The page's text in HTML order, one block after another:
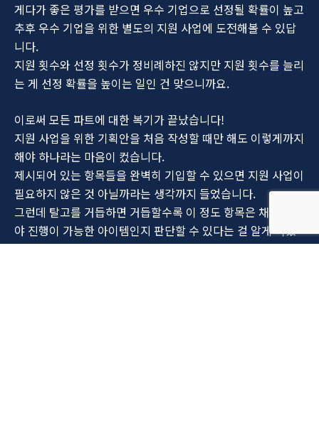
게다가 좋은 평가를 받으면 우수 기업으로 선정될 확률이 높고
추후 우수 기업을 위한 별도의 지원 사업에 도전해볼 수 있답
니다.
지원 횟수와 선정 횟수가 정비례하진 않지만 지원 횟수를 늘리
는 게 선정 확률을 높이는 일인 건 맞으니까요.
이로써 모든 파트에 대한 복기가 끝났습니다!
지원 사업을 위한 기획안을 처음 작성할 때만 해도 이렇게까지
해야 하나라는 마음이 컸습니다.
제시되어 있는 항목들을 완벽히 기입할 수 있으면 지원 사업이
필요하지 않은 것 아닐까라는 생각까지 들었습니다.
그런데 탈고를 거듭하면 거듭할수록 이 정도 항목은 채워 넣어
야 진행이 가능한 아이템인지 판단할 수 있다는 걸 알게 되었
습니다.